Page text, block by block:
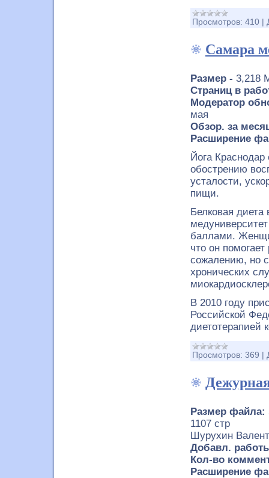
Просмотров: 410 |
Самара
Размер - 3,218
Страниц в
Модератор
мая
Обзор. за
Расширение
Йога
обострению
усталости,
пищи.
Белковая
баллами.
что он
сожалению, но
хронических
В 2010 году
Российской
диетотерапией
Просмотров: 369 |
Размер файла:
1107 стр
Шурухин
Добавл.
Кол-во
Расширение